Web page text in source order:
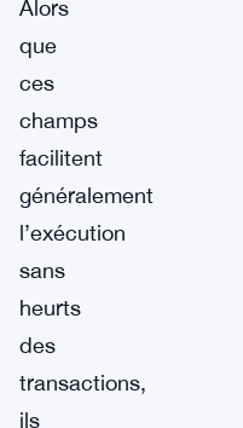
Alors
que
ces
champs
facilitent
généralement
l’exécution
sans
heurts
des
transactions,
ils